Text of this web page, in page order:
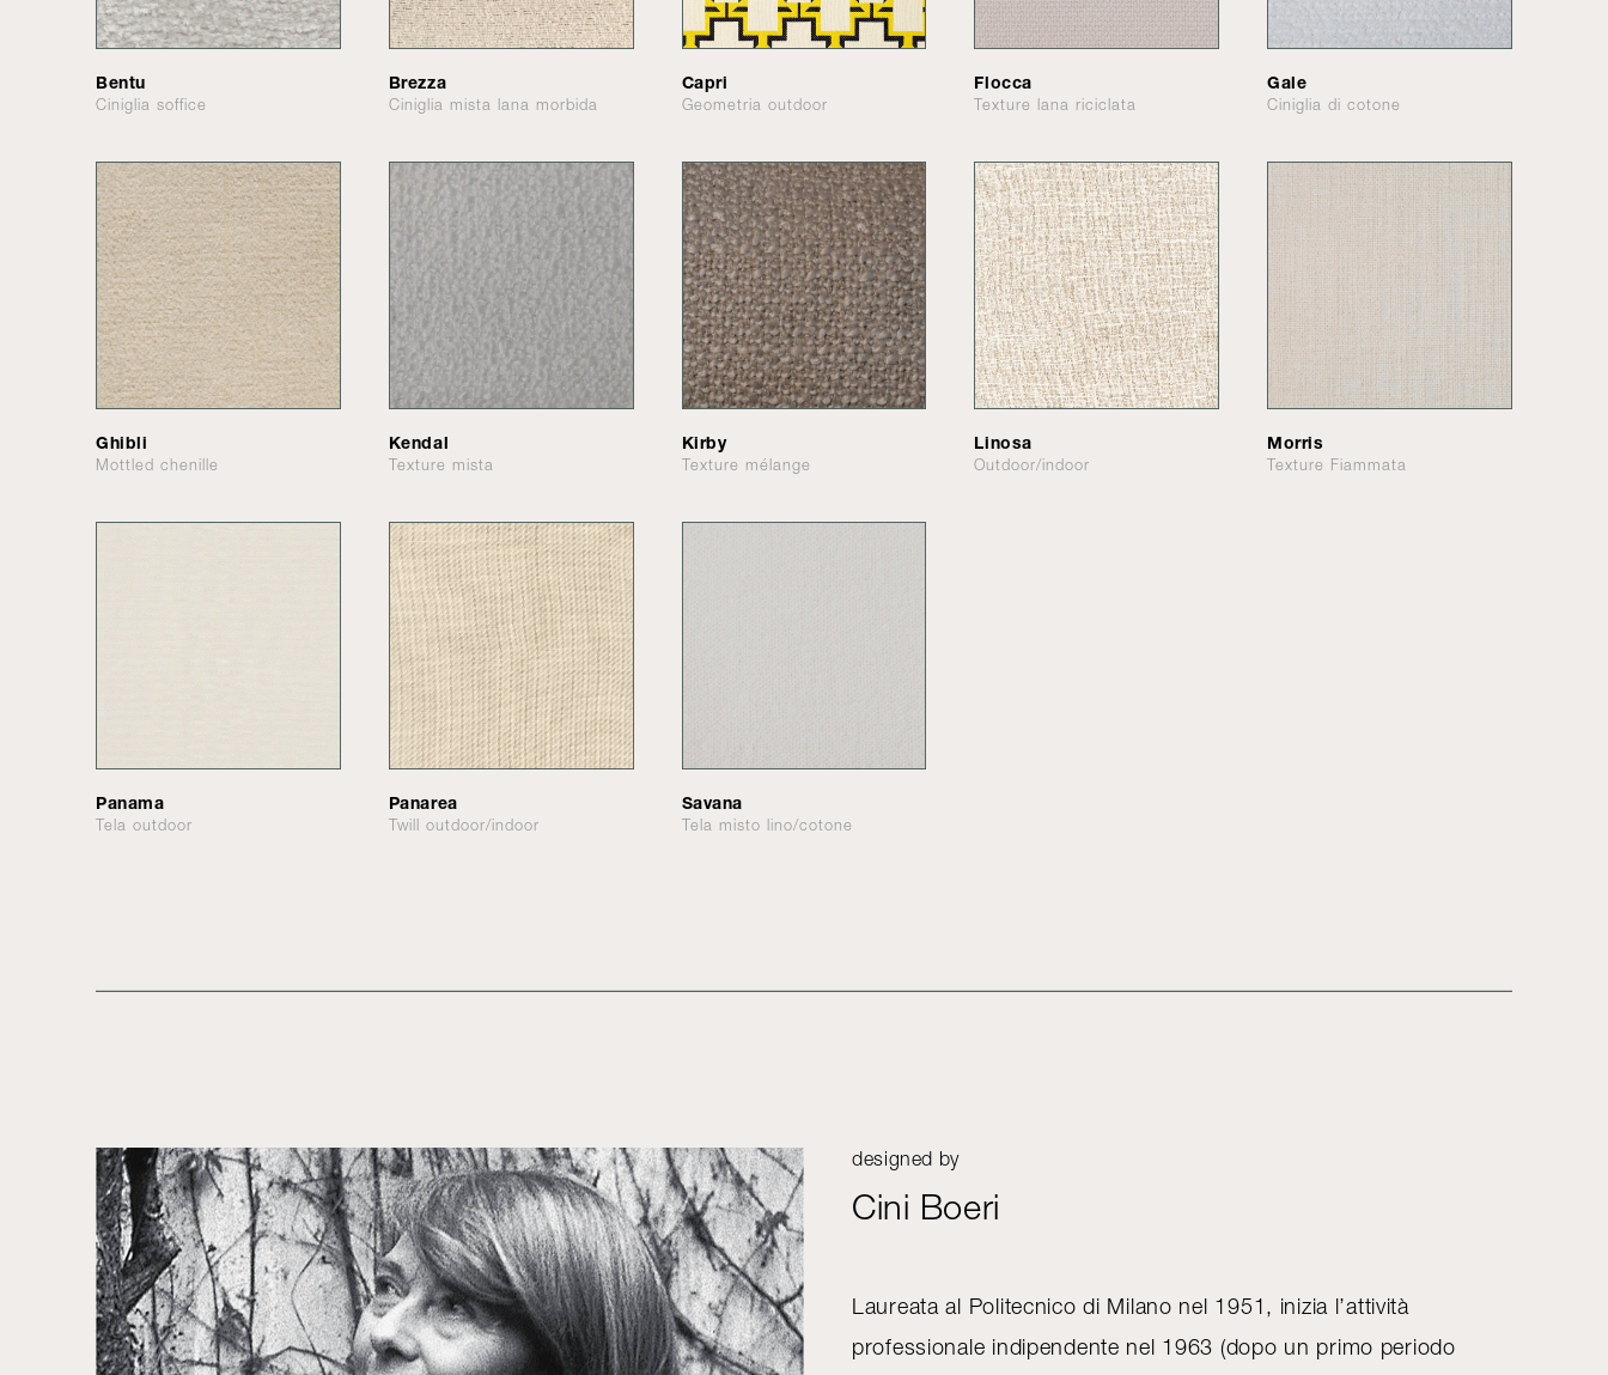
Bentu
Ciniglia soffice
Brezza
Ciniglia mista lana morbida
Capri
Geometria outdoor
Flocca
Texture lana riciclata
Gale
Ciniglia di cotone
Ghibli
Mottled chenille
Kendal
Texture mista
Kirby
Texture mélange
Linosa
Outdoor/indoor
Morris
Texture Fiammata
Panama
Tela outdoor
Panarea
Twill outdoor/indoor
Savana
Tela misto lino/cotone
designed by
Cini Boeri
Laureata al Politecnico di Milano nel 1951, inizia l’attività
professionale indipendente nel 1963 (dopo un primo periodo